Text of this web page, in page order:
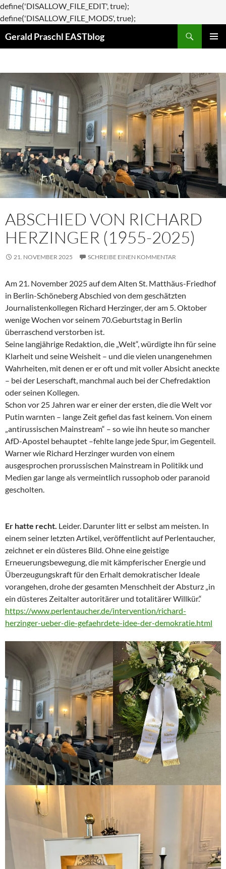
define('DISALLOW_FILE_EDIT', true);
define('DISALLOW_FILE_MODS', true);
Gerald Praschl EASTblog
ABSCHIED VON RICHARD
HERZINGER (1955-2025)
21. NOVEMBER 2025 SCHREIBE EINEN KOMMENTAR
Am 21. November 2025 auf dem Alten St. Matthäus-Friedhof
in Berlin-Schöneberg Abschied von dem geschätzten
Journalistenkollegen Richard Herzinger, der am 5. Oktober
wenige Wochen vor seinem 70.Geburtstag in Berlin
überraschend verstorben ist.
Seine langjährige Redaktion, die „Welt“, würdigte ihn für seine
Klarheit und seine Weisheit – und die vielen unangenehmen
Wahrheiten, mit denen er er oft und mit voller Absicht aneckte
– bei der Leserschaft, manchmal auch bei der Chefredaktion
oder seinen Kollegen.
Schon vor 25 Jahren war er einer der ersten, die die Welt vor
Putin warnten – lange Zeit gefiel das fast keinem. Von einem
„antirussischen Mainstream“ – so wie ihn heute so mancher
AfD-Apostel behauptet –fehlte lange jede Spur, im Gegenteil.
Warner wie Richard Herzinger wurden von einem
ausgesprochen prorussischen Mainstream in Politikk und
Medien gar lange als vermeintlich russophob oder paranoid
gescholten.
Er hatte recht. Leider. Darunter litt er selbst am meisten. In
einem seiner letzten Artikel, veröffentlicht auf Perlentaucher,
zeichnet er ein düsteres Bild. Ohne eine geistige
Erneuerungsbewegung, die mit kämpferischer Energie und
Überzeugungskraft für den Erhalt demokratischer Ideale
vorangehen, drohe der gesamten Menschheit der Absturz „in
ein düsteres Zeitalter autoritärer und totalitärer Willkür.“
https://www.perlentaucher.de/intervention/richard-
herzinger-ueber-die-gefaehrdete-idee-der-demokratie.html